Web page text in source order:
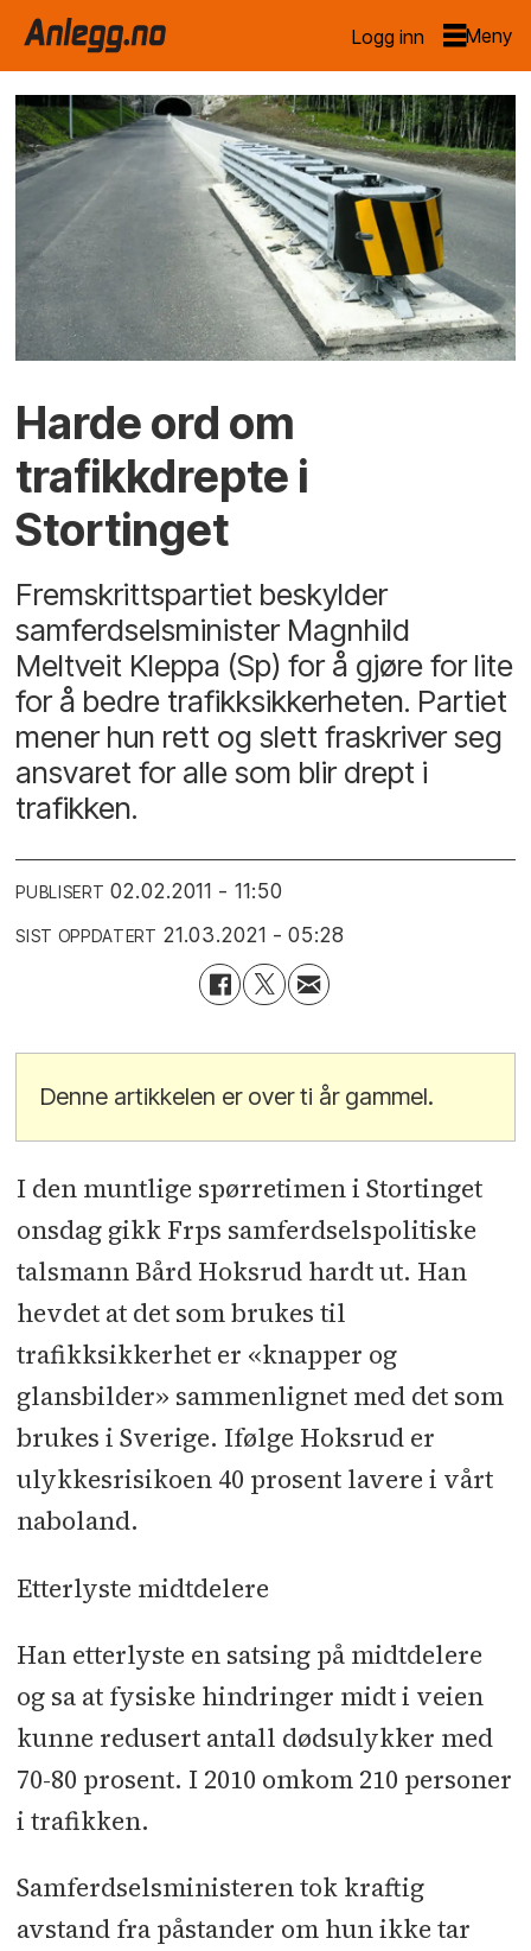
Logg inn
Harde ord om
trafikkdrepte i
Stortinget
Fremskrittspartiet beskylder
samferdselsminister Magnhild
Meltveit Kleppa (Sp) for å gjøre for lite
for å bedre trafikksikkerheten. Partiet
mener hun rett og slett fraskriver seg
ansvaret for alle som blir drept i
trafikken.
PUBLISERT 02.02.2011 - 11:50
SIST OPPDATERT 21.03.2021 - 05:28
Denne artikkelen er over ti år gammel.
I den muntlige spørretimen i Stortinget
onsdag gikk Frps samferdselspolitiske
talsmann Bård Hoksrud hardt ut. Han
hevdet at det som brukes til
trafikksikkerhet er «knapper og
glansbilder» sammenlignet med det som
brukes i Sverige. Ifølge Hoksrud er
ulykkesrisikoen 40 prosent lavere i vårt
naboland.
Etterlyste midtdelere
Han etterlyste en satsing på midtdelere
og sa at fysiske hindringer midt i veien
kunne redusert antall dødsulykker med
70-80 prosent. I 2010 omkom 210 personer
i trafikken.
Samferdselsministeren tok kraftig
avstand fra påstander om hun ikke tar